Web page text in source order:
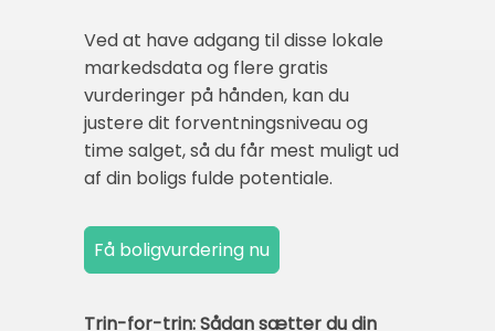
Ved at have adgang til disse lokale
markedsdata og flere gratis
vurderinger på hånden, kan du
justere dit forventningsniveau og
time salget, så du får mest muligt ud
af din boligs fulde potentiale.
Trin-for-trin: Sådan sætter du din